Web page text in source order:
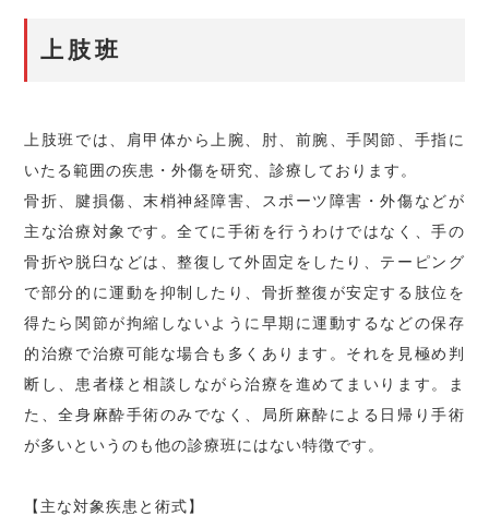
上肢班
上肢班では、肩甲体から上腕、肘、前腕、手関節、手指に
いたる範囲の疾患・外傷を研究、診療しております。
骨折、腱損傷、末梢神経障害、スポーツ障害・外傷などが
主な治療対象です。全てに手術を行うわけではなく、手の
骨折や脱臼などは、整復して外固定をしたり、テーピング
で部分的に運動を抑制したり、骨折整復が安定する肢位を
得たら関節が拘縮しないように早期に運動するなどの保存
的治療で治療可能な場合も多くあります。それを見極め判
断し、患者様と相談しながら治療を進めてまいります。ま
た、全身麻酔手術のみでなく、局所麻酔による日帰り手術
が多いというのも他の診療班にはない特徴です。
【主な対象疾患と術式】